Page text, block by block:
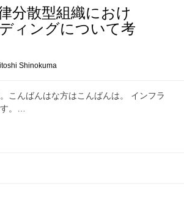
分散型組織におけ
ィングについて考
Shinokuma
こんばんはな方はこんばんは。 インフラ
。…